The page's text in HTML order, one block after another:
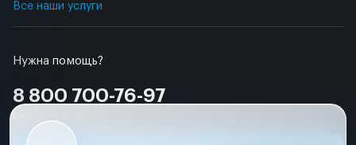
Нужна помощь?
8 800 700-76-97
Все наши услуги